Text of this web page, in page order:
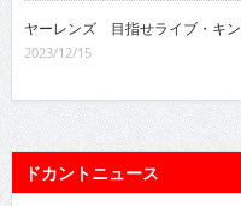
ヤーレンズ 目指せライブ・キ
2023/12/15
ドカントニュース